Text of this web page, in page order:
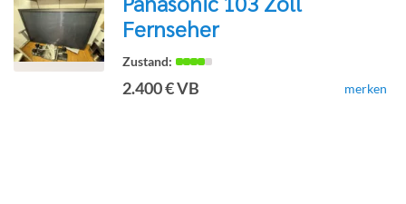
Detailseite
zur
Fernseher
2.400 € VB merken